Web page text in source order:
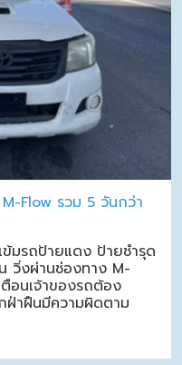
Flow รวม 5 วันกว่า
มรถป้ายแดง ป้ายชำรุด
วิ่งผ่านช่องทาง M-
อนเจ้าของรถต้อง
ฝ่าฝืนมีความผิดตาม